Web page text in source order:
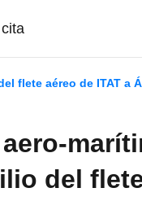
flete aéreo de ITAT a
del